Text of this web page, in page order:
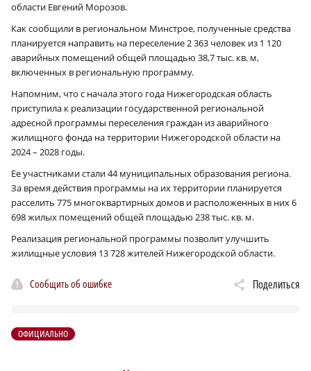
области Евгений Морозов.
Как сообщили в региональном Минстрое, полученные средства
планируется направить на переселение 2 363 человек из 1 120
аварийных помещений общей площадью 38,7 тыс. кв. м,
включенных в региональную программу.
Напомним, что с начала этого года Нижегородская область
приступила к реализации государственной региональной
адресной программы переселения граждан из аварийного
жилищного фонда на территории Нижегородской области на
2024 – 2028 годы.
Ее участниками стали 44 муниципальных образования региона.
За время действия программы на их территории планируется
расселить 775 многоквартирных домов и расположенных в них 6
698 жилых помещений общей площадью 238 тыс. кв. м.
Реализация региональной программы позволит улучшить
жилищные условия 13 728 жителей Нижегородской области.
Сообщить об ошибке Поделиться
ОФИЦИАЛЬНО